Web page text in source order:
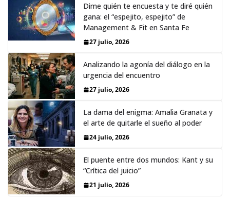
Dime quién te encuesta y te diré quién
gana: el “espejito, espejito” de
Management & Fit en Santa Fe
27 julio, 2026
Analizando la agonía del diálogo en la
urgencia del encuentro
27 julio, 2026
La dama del enigma: Amalia Granata y
el arte de quitarle el sueño al poder
24 julio, 2026
El puente entre dos mundos: Kant y su
“Crítica del juicio”
21 julio, 2026